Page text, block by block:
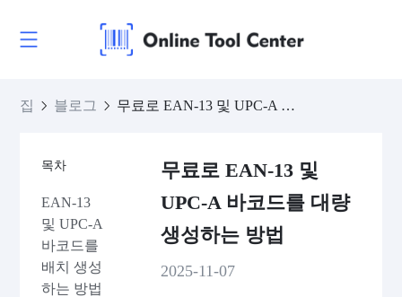
집 블로그 무료로 EAN-13 및 UPC-A 바코드를 대량 생성하는 방법
목차
EAN-13
및 UPC-A
바코드를
배치 생성
하는 방법
무료로 EAN-13 및
UPC-A 바코드를 대량
생성하는 방법
2025-11-07